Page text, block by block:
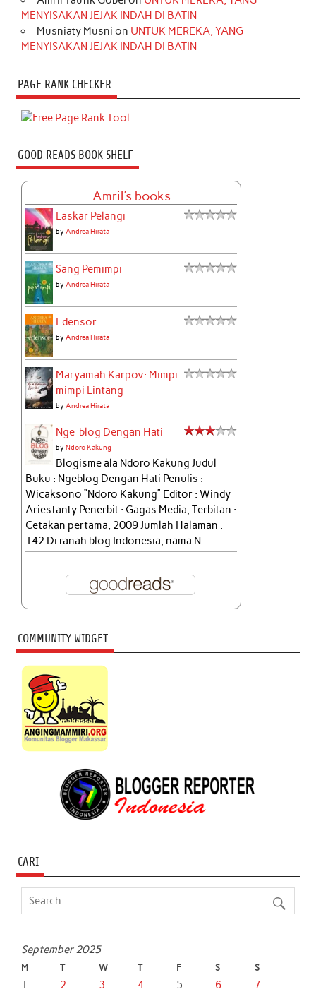
MENYISAKAN JEJAK INDAH DI BATIN
Musniaty Musni on UNTUK MEREKA, YANG
MENYISAKAN JEJAK INDAH DI BATIN
PAGE RANK CHECKER
GOOD READS BOOK SHELF
Amril's books
Laskar Pelangi
byAndrea Hirata
Sang Pemimpi
byAndrea Hirata
Edensor
byAndrea Hirata
Maryamah Karpov: Mimpi-
mimpi Lintang
byAndrea Hirata
Nge-blog Dengan Hati
byNdoro Kakung
Blogisme ala Ndoro Kakung Judul
Buku : Ngeblog Dengan Hati Penulis :
Wicaksono “Ndoro Kakung” Editor : Windy
Ariestanty Penerbit : Gagas Media, Terbitan :
Cetakan pertama, 2009 Jumlah Halaman :
142 Di ranah blog Indonesia, nama N...
COMMUNITY WIDGET
CARI
September 2025
M T W T F S S
1 2 3 4 5 6
7